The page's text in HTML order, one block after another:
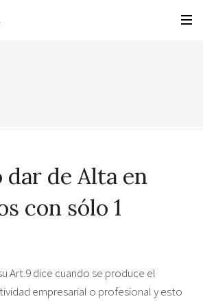
dar de Alta en
con sólo 1
Art.9 dice cuando se produce el
empresarial o profesional y esto